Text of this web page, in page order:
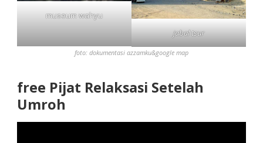
museum wahyu
jabal tsur
foto: dokumentasi azzamku&google map
free Pijat Relaksasi Setelah
Umroh